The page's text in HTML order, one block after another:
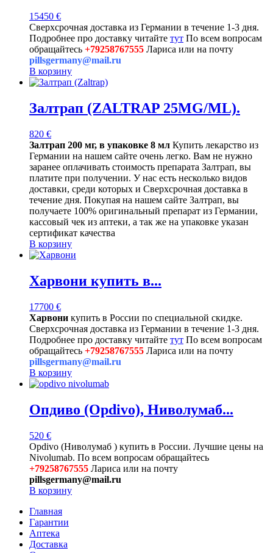
15450 €
Сверхсрочная доставка из Германии в течение 1-3 дня.
Подробнее про доставку читайте тут По всем вопросам
обращайтесь +79258767555 Лариса или на почту
pillsgermany@mail.ru
В корзину
Залтрап (ZALTRAP 25MG/ML).
820 €
Залтрап 200 мг, в упаковке 8 мл Купить лекарство из
Германии на нашем сайте очень легко. Вам не нужно
заранее оплачивать стоимость препарата Залтрап, вы
платите при получении. У нас есть несколько видов
доставки, среди которых и Сверхсрочная доставка в
течение дня. Покупая на нашем сайте Залтрап, вы
получаете 100% оригинальный препарат из Германии,
кассовый чек из аптеки, а так же на упаковке указан
сертификат качества
В корзину
Харвони купить в...
17700 €
Харвони купить в России по специальной скидке.
Сверхсрочная доставка из Германии в течение 1-3 дня.
Подробнее про доставку читайте тут По всем вопросам
обращайтесь +79258767555 Лариса или на почту
pillsgermany@mail.ru
В корзину
Опдиво (Opdivo), Ниволумаб...
520 €
Opdivo (Ниволумаб ) купить в России. Лучшие цены на
Nivolumab. По всем вопросам обращайтесь
+79258767555 Лариса или на почту
pillsgermany@mail.ru
В корзину
Главная
Гарантии
Аптека
Доставка